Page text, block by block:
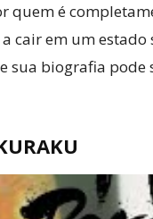
quem é
cair em um estado
sua biografia